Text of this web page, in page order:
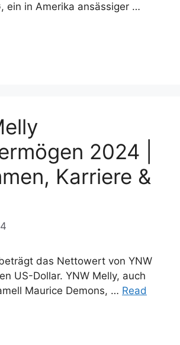
ein in Amerika ansässiger …
2024 |
Karriere &
das Nettowert von YNW
US-Dollar. YNW Melly, auch
Maurice Demons, … Read